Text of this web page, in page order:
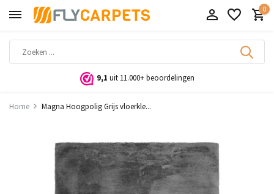
0
9,1 uit 11.000+ beoordelingen
Home Magna Hoogpolig Grijs vloerkle...